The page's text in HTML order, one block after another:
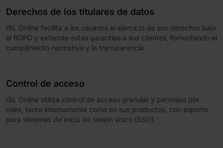
Derechos de los titulares de datos
ISL Online facilita a los usuarios el ejercicio de sus derechos bajo
el RGPD y extiende estas garantías a sus clientes, fomentando el
cumplimiento normativo y la transparencia.
Control de acceso
ISL Online utiliza control de acceso granular y permisos por
roles, tanto internamente como en sus productos, con soporte
para sistemas de inicio de sesión único (SSO).